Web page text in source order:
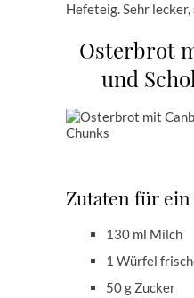
Hefeteig. Sehr lecker,
Osterbrot
und
Zutaten für
130 ml Milch
1 Würfel
50 g Zucker